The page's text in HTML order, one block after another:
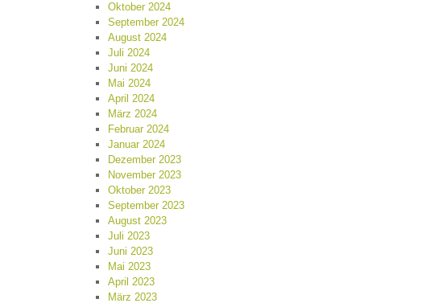
Oktober 2024
September 2024
August 2024
Juli 2024
Juni 2024
Mai 2024
April 2024
März 2024
Februar 2024
Januar 2024
Dezember 2023
November 2023
Oktober 2023
September 2023
August 2023
Juli 2023
Juni 2023
Mai 2023
April 2023
März 2023